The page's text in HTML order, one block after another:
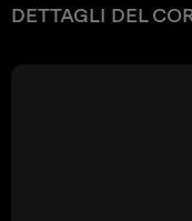
DETTAGLI DEL